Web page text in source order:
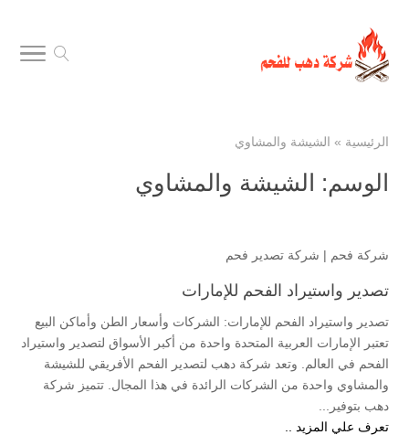
الرئيسية » الشيشة والمشاوي
الوسم: الشيشة والمشاوي
شركة فحم | شركة تصدير فحم
تصدير واستيراد الفحم للإمارات
تصدير واستيراد الفحم للإمارات: الشركات وأسعار الطن وأماكن البيع
تعتبر الإمارات العربية المتحدة واحدة من أكبر الأسواق لتصدير واستيراد
الفحم في العالم. وتعد شركة دهب لتصدير الفحم الأفريقي للشيشة
والمشاوي واحدة من الشركات الرائدة في هذا المجال. تتميز شركة
دهب بتوفير...
تعرف علي المزيد ..